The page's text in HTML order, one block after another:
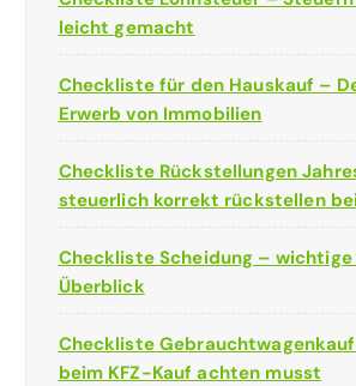
leicht gemacht
Checkliste für den Hauskauf –
Erwerb von Immobilien
Checkliste Rückstellungen
steuerlich korrekt rückstellen
Checkliste Scheidung –
Überblick
Checkliste
beim KFZ-Kauf achten musst